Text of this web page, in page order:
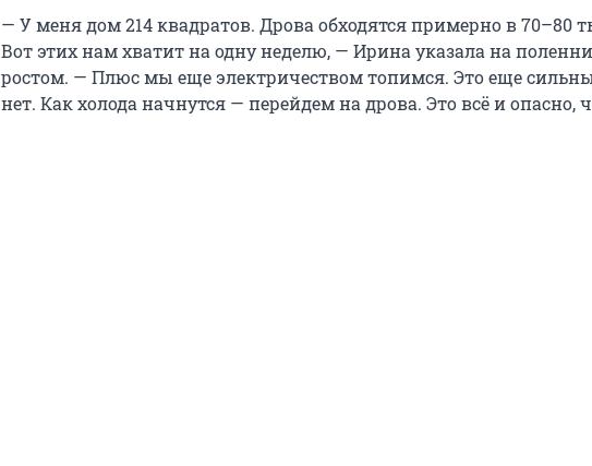
— У меня дом 214 квадратов. Дрова обходятся примерно в 70–80
Вот этих нам хватит на одну неделю, — Ирина указала на
ростом. — Плюс мы еще электричеством топимся. Это еще
нет. Как холода начнутся — перейдем на дрова. Это всё и опасно,